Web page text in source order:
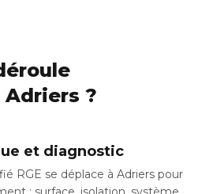
?
et diagnostic
RGE se déplace à Adriers pour